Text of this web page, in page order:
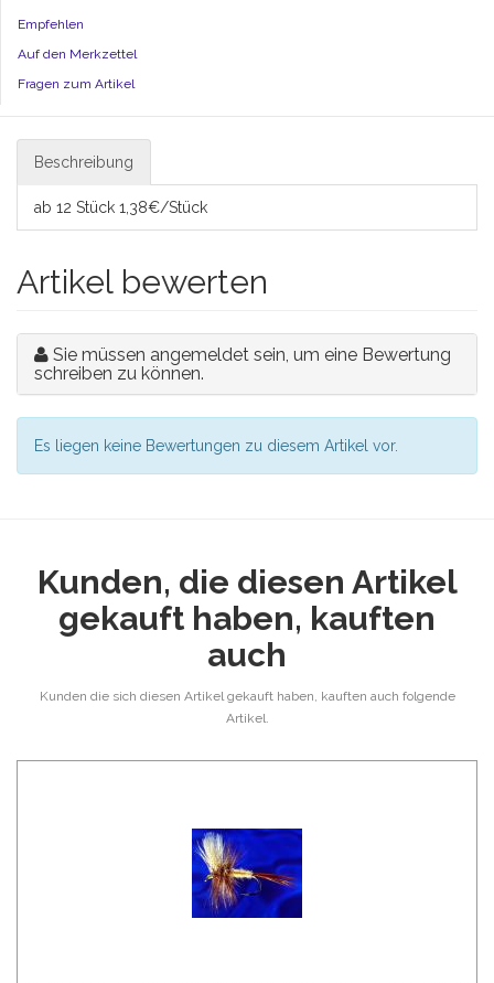
Empfehlen
Auf den Merkzettel
Fragen zum Artikel
Beschreibung
ab 12 Stück 1,38€/Stück
Artikel bewerten
Sie müssen angemeldet sein, um eine Bewertung
schreiben zu können.
Es liegen keine Bewertungen zu diesem Artikel vor.
Kunden, die diesen Artikel
gekauft haben, kauften
auch
Kunden die sich diesen Artikel gekauft haben, kauften auch folgende
Artikel.